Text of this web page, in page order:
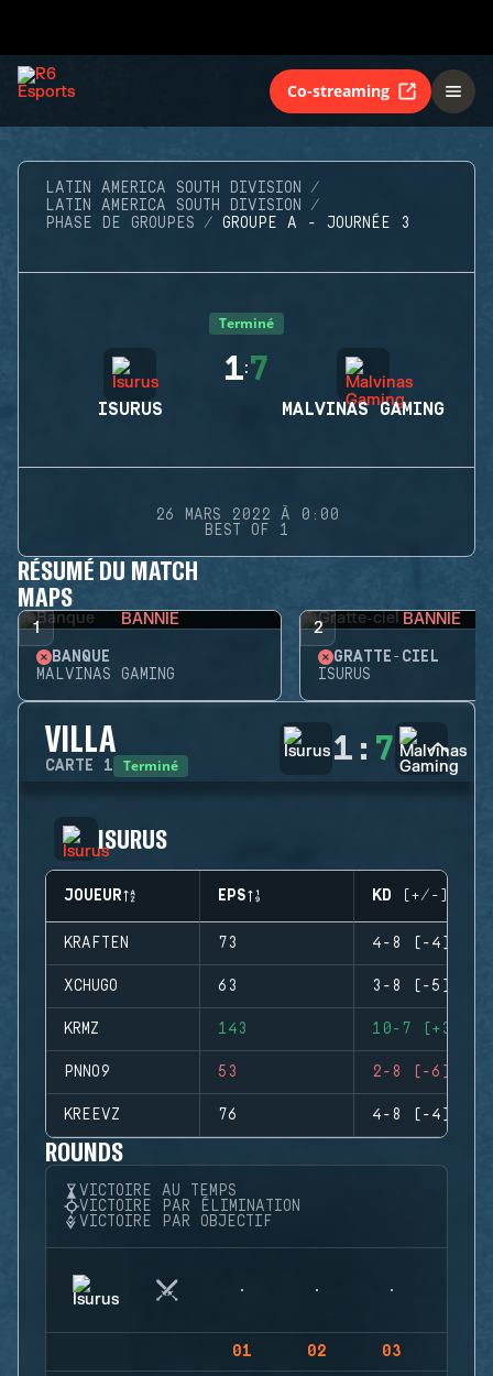
Co-streaming
LATIN AMERICA SOUTH DIVISION
LATIN AMERICA SOUTH DIVISION
PHASE DE GROUPES
GROUPE A - JOURNÉE 3
Terminé
ISURUS
1:7
MALVINAS GAMING
26 MARS 2022 À 0:00
BEST OF 1
RÉSUMÉ DU MATCH
MAPS
1 BANNIE
BANQUE
MALVINAS GAMING
2 BANNIE
GRATTE-CIEL
ISURUS
VILLA
CARTE 1 Terminé 1 : 7
ISURUS
JOUEUR EPS KD (+/-)
KRAFTEN 73 4-8 (-4)
XCHUGO 63 3-8 (-5)
KRMZ 143 10-7 (+3)
PNNO9 53 2-8 (-6)
KREEVZ 76 4-8 (-4)
ROUNDS
VICTOIRE AU TEMPS
VICTOIRE PAR ÉLIMINATION
VICTOIRE PAR OBJECTIF
01 02 03